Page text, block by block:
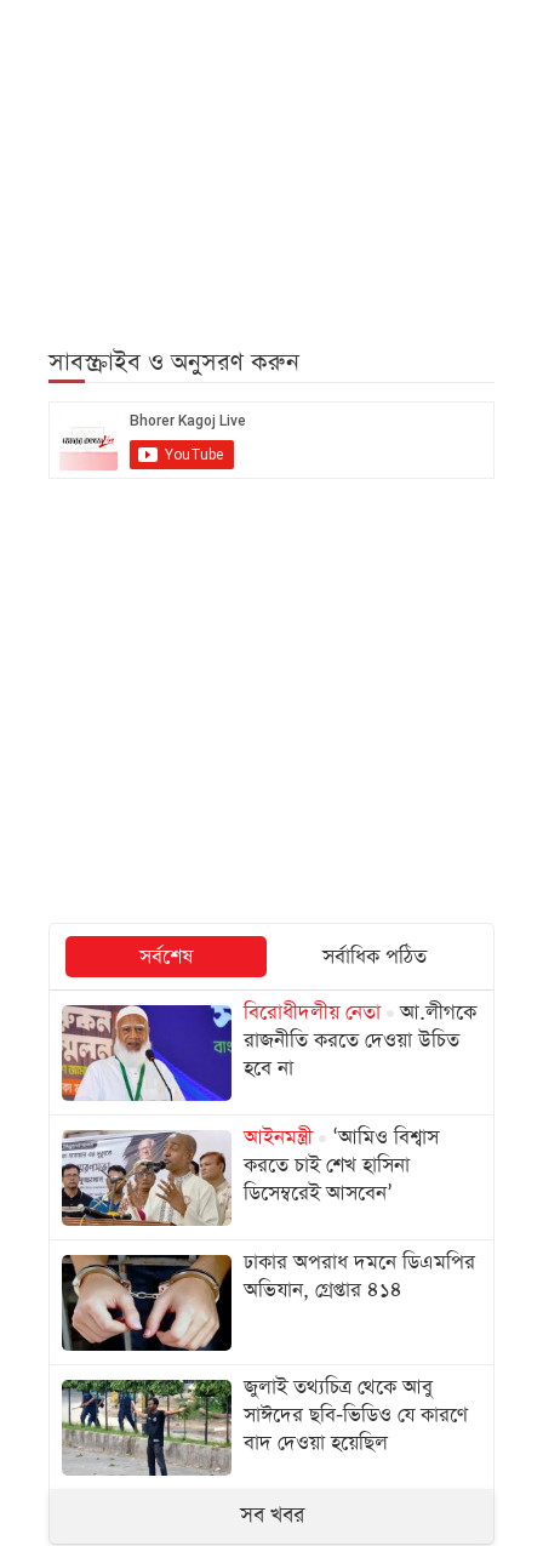
সাবস্ক্রাইব ও অনুসরণ করুন
সর্বশেষ
সর্বাধিক পঠিত
বিরোধীদলীয় নেতা
আ.লীগকে
রাজনীতি করতে দেওয়া উচিত
হবে না
আইনমন্ত্রী
‘আমিও বিশ্বাস
করতে চাই শেখ হাসিনা
ডিসেম্বরেই আসবেন’
ঢাকার অপরাধ দমনে ডিএমপির
অভিযান, গ্রেপ্তার ৪১৪
জুলাই তথ্যচিত্র থেকে আবু
সাঈদের ছবি-ভিডিও যে কারণে
বাদ দেওয়া হয়েছিল
সব খবর